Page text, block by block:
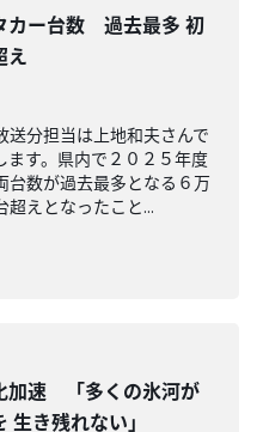
カー台数 過去最多 初
え
送分担当は上地和夫さんで
ます。県内で２０２５年度
台数が過去最多となる６万
超えとなったこと...
加速 「多くの氷河が
生き残れない」